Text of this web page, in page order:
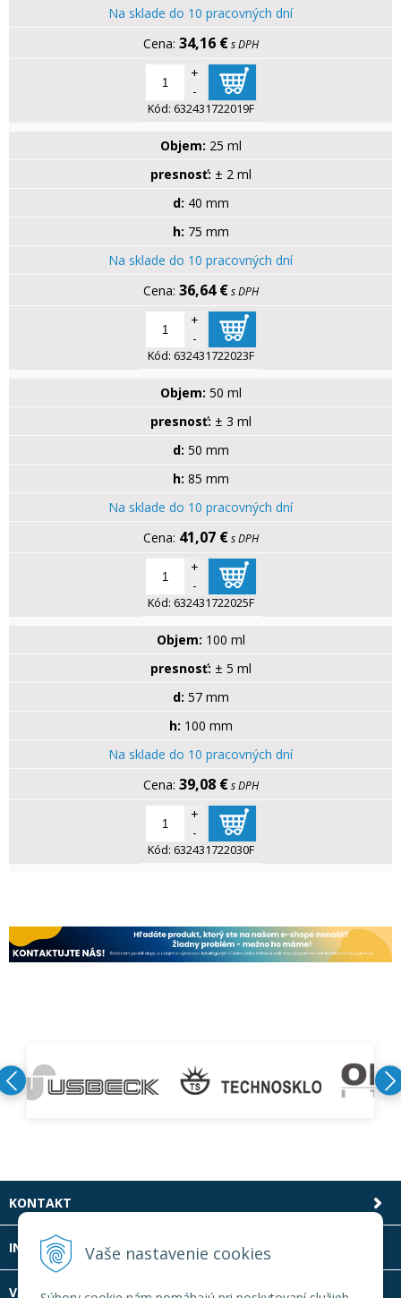
Vaše nastavenie cookies
Na sklade do 10 pracovných dní
34,16 € s DPH
+
-
Kód: 632431722019F
Objem: 25 ml
presnosť: ± 2 ml
d: 40 mm
h: 75 mm
Na sklade do 10 pracovných dní
36,64 € s DPH
+
-
Kód: 632431722023F
Objem: 50 ml
presnosť: ± 3 ml
d: 50 mm
h: 85 mm
Na sklade do 10 pracovných dní
41,07 € s DPH
+
-
Kód: 632431722025F
Objem: 100 ml
presnosť: ± 5 ml
d: 57 mm
h: 100 mm
Na sklade do 10 pracovných dní
39,08 € s DPH
+
-
Kód: 632431722030F
KONTAKT
INFOLINKA
VŠETKO O NÁKUPE